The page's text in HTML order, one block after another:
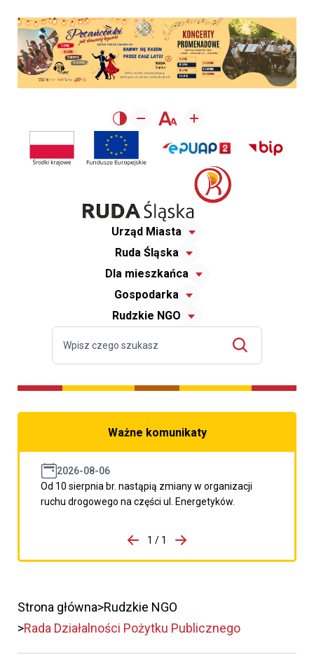
Urząd Miasta
Ruda Śląska
Dla mieszkańca
Gospodarka
Rudzkie NGO
Ważne komunikaty
2026-08-06
Od 10 sierpnia br. nastąpią zmiany w organizacji
ruchu drogowego na części ul. Energetyków.
porzpedniego komunikatu
1 / 1
Przejdź do następnego
Strona główna Rudzkie NGO
Rada Działalności Pożytku Publicznego